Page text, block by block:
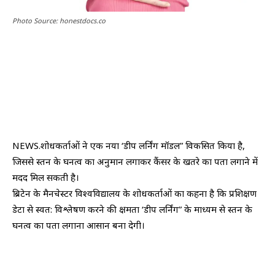
Photo Source: honestdocs.co
NEWS.शोधकर्ताओं ने एक नया ‘डीप लर्निंग मॉडल” विकसित किया है,
जिससे स्तन के घनत्व का अनुमान लगाकर कैंसर के खतरे का पता लगाने में
मदद मिल सकती है।
ब्रिटेन के मैनचेस्टर विश्वविद्यालय के शोधकर्ताओं का कहना है कि प्रशिक्षण
डेटा से स्वत: विश्लेषण करने की क्षमता ‘डीप लर्निंग” के माध्यम से स्तन के
घनत्व का पता लगाना आसान बना देगी।